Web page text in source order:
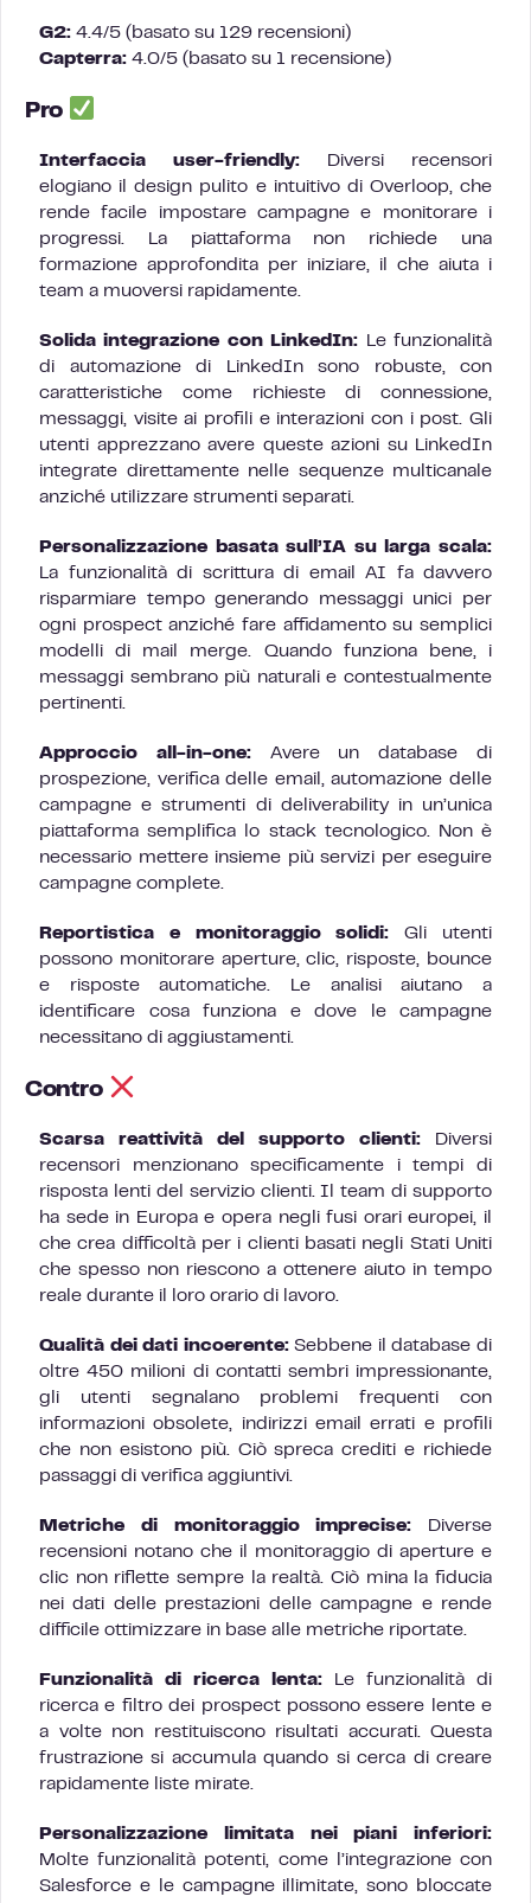
G2: 4.4/5 (basato su 129 recensioni)
Capterra: 4.0/5 (basato su 1 recensione)
Pro
Interfaccia user-friendly: Diversi recensori
elogiano il design pulito e intuitivo di Overloop, che
rende facile impostare campagne e monitorare i
progressi. La piattaforma non richiede una
formazione approfondita per iniziare, il che aiuta i
team a muoversi rapidamente.
Solida integrazione con LinkedIn: Le funzionalità
di automazione di LinkedIn sono robuste, con
caratteristiche come richieste di connessione,
messaggi, visite ai profili e interazioni con i post. Gli
utenti apprezzano avere queste azioni su LinkedIn
integrate direttamente nelle sequenze multicanale
anziché utilizzare strumenti separati.
Personalizzazione basata sull’IA su larga scala:
La funzionalità di scrittura di email AI fa davvero
risparmiare tempo generando messaggi unici per
ogni prospect anziché fare affidamento su semplici
modelli di mail merge. Quando funziona bene, i
messaggi sembrano più naturali e contestualmente
pertinenti.
Approccio all-in-one:Avere un database di
prospezione, verifica delle email, automazione delle
campagne e strumenti di deliverability in un’unica
piattaforma semplifica lo stack tecnologico. Non è
necessario mettere insieme più servizi per eseguire
campagne complete.
Reportistica e monitoraggio solidi: Gli utenti
possono monitorare aperture, clic, risposte, bounce
e risposte automatiche. Le analisi aiutano a
identificare cosa funziona e dove le campagne
necessitano di aggiustamenti.
Contro
Scarsa reattività del supporto clienti: Diversi
recensori menzionano specificamente i tempi di
risposta lenti del servizio clienti. Il team di supporto
ha sede in Europa e opera negli fusi orari europei, il
che crea difficoltà per i clienti basati negli Stati Uniti
che spesso non riescono a ottenere aiuto in tempo
reale durante il loro orario di lavoro.
Qualità dei dati incoerente:Sebbene il database di
oltre 450 milioni di contatti sembri impressionante,
gli utenti segnalano problemi frequenti con
informazioni obsolete, indirizzi email errati e profili
che non esistono più. Ciò spreca crediti e richiede
passaggi di verifica aggiuntivi.
Metriche di monitoraggio imprecise: Diverse
recensioni notano che il monitoraggio di aperture e
clic non riflette sempre la realtà. Ciò mina la fiducia
nei dati delle prestazioni delle campagne e rende
difficile ottimizzare in base alle metriche riportate.
Funzionalità di ricerca lenta: Le funzionalità di
ricerca e filtro dei prospect possono essere lente e
a volte non restituiscono risultati accurati. Questa
frustrazione si accumula quando si cerca di creare
rapidamente liste mirate.
Personalizzazione limitata nei piani inferiori:
Molte funzionalità potenti, come l’integrazione con
Salesforce e le campagne illimitate, sono bloccate